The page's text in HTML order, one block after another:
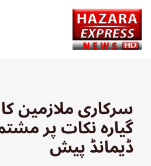
Skip
to
سرکاری ملازمین
گیارہ نکات پر
ڈیمانڈ پیش